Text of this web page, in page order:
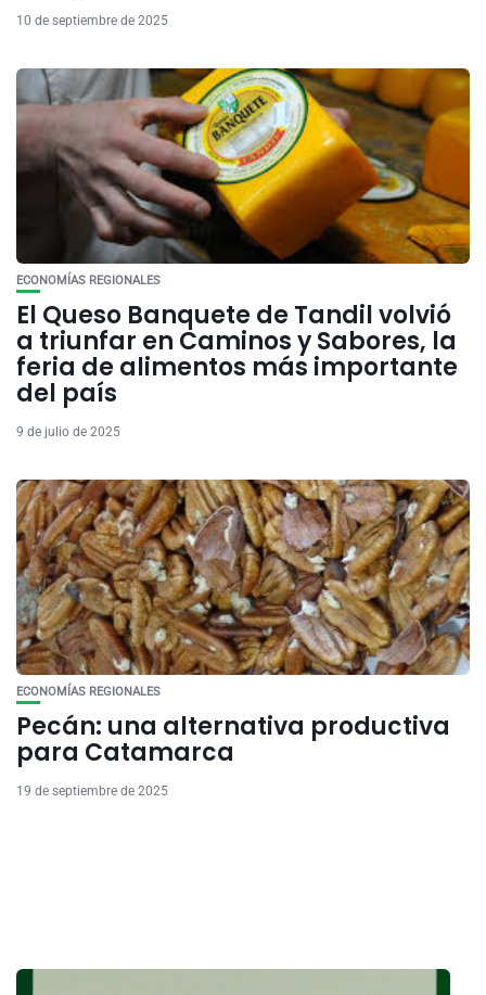
10 de septiembre de 2025
ECONOMÍAS REGIONALES
El Queso Banquete de Tandil volvió
a triunfar en Caminos y Sabores, la
feria de alimentos más importante
del país
9 de julio de 2025
ECONOMÍAS REGIONALES
Pecán: una alternativa productiva
para Catamarca
19 de septiembre de 2025